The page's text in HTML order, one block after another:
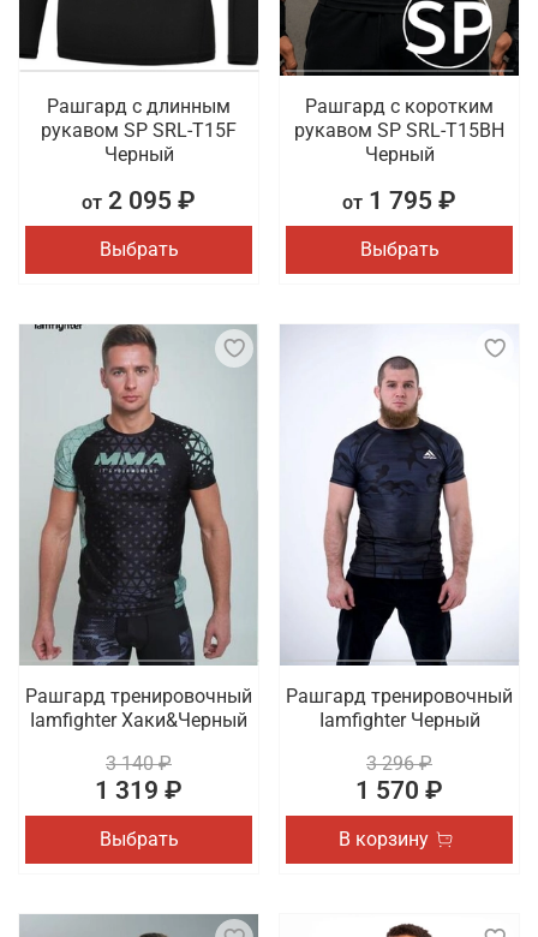
Рашгард с длинным
рукавом SP SRL-T15F
Черный
от 2 095 ₽
Выбрать
Рашгард с коротким
рукавом SP SRL-T15BH
Черный
от 1 795 ₽
Выбрать
Рашгард тренировочный
Iamfighter Хаки&Черный
3 140 ₽
1 319 ₽
Выбрать
Рашгард тренировочный
Iamfighter Черный
3 296 ₽
1 570 ₽
В корзину